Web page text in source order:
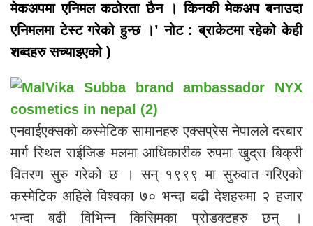
मेकअपमा एनिमल कठोरता छैन । किनकी मेकअप बनाउदा
एनिमलमा टेस्ट गरेको हुन्छ ।’ नोट :ब्राकेटमा रहेको केही
शब्दहरु सच्याइएको)
एनवाईएक्सको कस्मेटिक सामानहरु एक्सप्रेस नेपालले दरबार
मार्ग स्थित राईजिङ मलमा आधिकारीक रुपमा खुद्रा बिक्री
वितरण सुरु गरेको छ । सन् १९९९ मा सुरुवात गरिएको
कस्मेटिक अहिले विश्वका ७० भन्दा बढी देशहरुमा २ हजार
भन्दा बढी विभिन्न किसिमका प्रोडक्टहरु छन् ।